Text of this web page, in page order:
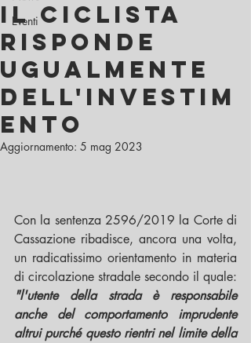
Eventi
il ciclista
risponde
ugualmente
dell'investim
ento
Aggiornamento: 5 mag 2023
Con la sentenza 2596/2019 la Corte di
Cassazione ribadisce, ancora una volta,
un radicatissimo orientamento in materia
"l'utente della strada è responsabile
anche del comportamento imprudente
altrui purché questo rientri nel limite della